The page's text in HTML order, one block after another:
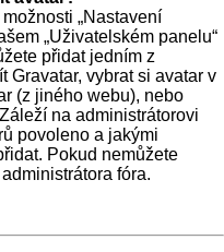
„Nastavení
„Uživatelském panelu“
přidat jedním z
Gravatar, vybrat si avatar v
(z jiného webu), nebo
na administrátorovi
povoleno a jakými
Pokud nemůžete
fóra.